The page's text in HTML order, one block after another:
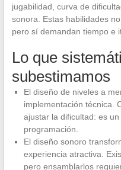
jugabilidad, curva de
sonora. Estas habilidades
pero sí demandan tiempo e
Lo que
subestimamos
El diseño de niveles a
implementación técnica.
ajustar la dificultad: es
programación.
El diseño sonoro
experiencia atractiva.
pero ensamblarlos